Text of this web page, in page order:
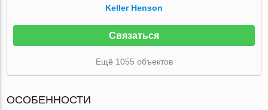
Keller Henson
Связаться
Ещё 1055 объектов
ОСОБЕННОСТИ